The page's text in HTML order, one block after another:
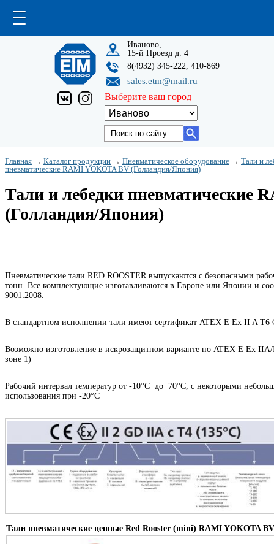
Иваново,
15-й Проезд д. 4
8(4932) 345-222, 410-869
sales.etm@mail.ru
Выберите ваш город
Главная → Каталог продукции → Пневматическое оборудование → Тали и
пневматические RAMI YOKOTA BV (Голландия/Япония)
Тали и лебедки пневматические
(Голландия/Япония)
Пневматические тали RED ROOSTER выпускаются с безопасными
тонн. Все комплектующие изготавливаются в Европе или Японии и
9001:2008.
В стандартном исполнении тали имеют сертификат ATEX E Ex II A T6
Возможно изготовление в искрозащитном варианте по ATEX E Ex
зоне 1)
Рабочий интервал температур от -10°C до 70°C, с некоторыми
использования при -20°C
Тали пневматические цепные Red Rooster (mini) RAMI YOKOTA